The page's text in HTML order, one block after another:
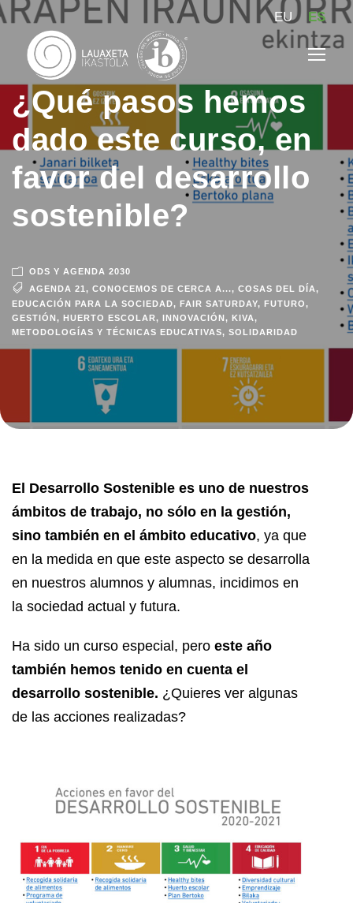
EU ES
¿Qué pasos hemos
dado este curso, en
favor del desarrollo
sostenible?
ODS Y AGENDA 2030
AGENDA 21 , CONOCEMOS DE CERCA A..., COSAS DEL DÍA,
EDUCACIÓN PARA LA SOCIEDAD, FAIR SATURDAY, FUTURO,
GESTIÓN, HUERTO ESCOLAR, INNOVACIÓN, KIVA,
METODOLOGÍAS Y TÉCNICAS EDUCATIVAS, SOLIDARIDAD
El Desarrollo Sostenible es uno de nuestros
ámbitos de trabajo, no sólo en la gestión,
sino también en el ámbito educativo, ya que
en la medida en que este aspecto se desarrolla
en nuestros alumnos y alumnas, incidimos en
la sociedad actual y futura.
Ha sido un curso especial, pero este año
también hemos tenido en cuenta el
desarrollo sostenible. ¿Quieres ver algunas
de las acciones realizadas?